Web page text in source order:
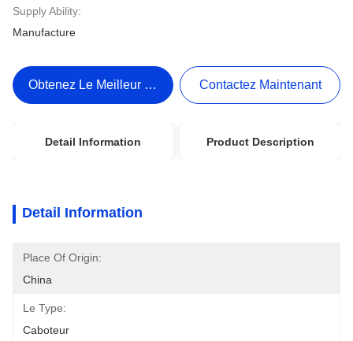
Supply Ability:
Manufacture
Obtenez Le Meilleur Prix Contactez Maintenant
Detail Information Product Description
Detail Information
Place Of Origin:
China
Le Type:
Caboteur